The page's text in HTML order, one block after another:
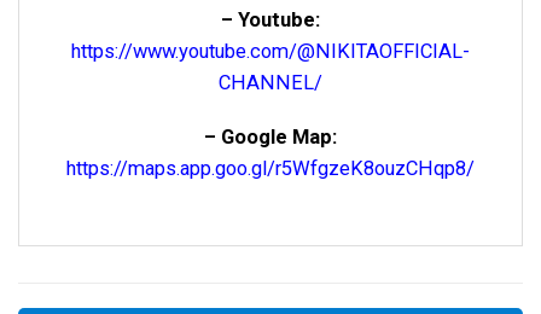
– Youtube:
https://www.youtube.com/@NIKITAOFFICIAL-
CHANNEL/
– Google Map:
https://maps.app.goo.gl/r5WfgzeK8ouzCHqp8/